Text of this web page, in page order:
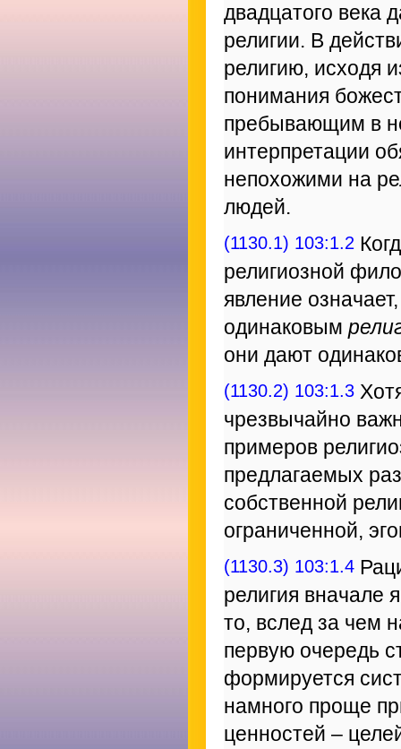
двадцатого века
религии. В
религию, исходя
понимания
пребывающим в
интерпретации
непохожими на
людей.
(1130.1) 103:1.2
религиозной
явление
одинаковым
они дают
(1130.2) 103:1.3
чрезвычайно
примеров
предлагаемых
собственной
ограниченной,
(1130.3) 103:1.4
религия вначале
то, вслед за чем
первую очередь
формируется
намного проще
ценностей –